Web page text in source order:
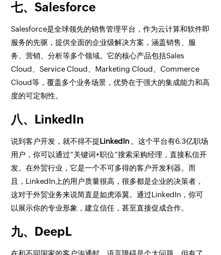
七、Salesforce
Salesforce是全球领先的销售管理平台，作为云计算和软件即
服务的先驱，提供全面的企业级解决方案，涵盖销售、服
务、营销、分析等多个领域。它的核心产品包括Sales
Cloud、Service Cloud、Marketing Cloud、Commerce
Cloud等，覆盖多个业务场景，优势在于强大的集成能力和高
度的可定制性。
八、LinkedIn
说到客户开发，就不得不提LinkedIn 。这个平台有6.3亿职场
用户，你可以通过“关键词+职位”搜索采购经理，直接私信开
发。在外贸行业，它是一个不可多得的客户开发利器。而
且，LinkedIn上的用户质量很高，很多都是企业的决策者，
这对于外贸业务来说简直是如虎添翼。通过LinkedIn，你可
以展示你的专业形象，建立信任，甚至直接促成合作。
九、DeepL
在和不同国家的客户沟通时，语言障碍是个大问题。但有了